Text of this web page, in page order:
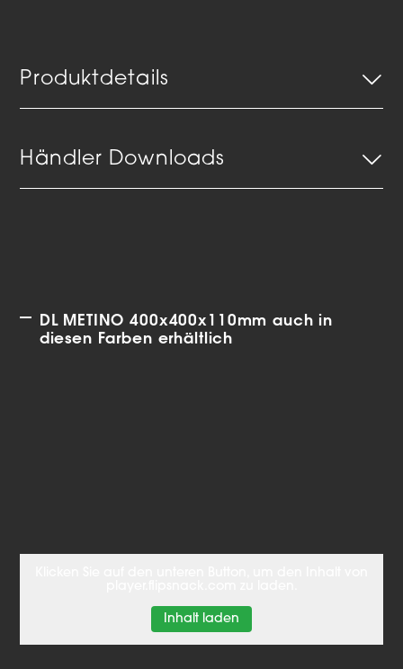
Produktdetails
Händler Downloads
DL METINO 400x400x110mm auch in
diesen Farben erhältlich
Inhalt laden